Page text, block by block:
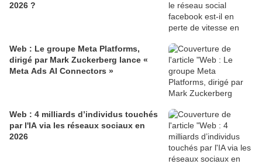
2026 ?
Web : Le groupe Meta Platforms,
dirigé par Mark Zuckerberg lance «
Meta Ads AI Connectors »
Web : 4 milliards d’individus touchés
par l'IA via les réseaux sociaux en
2026